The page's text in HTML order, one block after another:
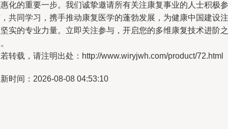
化的重要一步。我们诚挚邀请所有关注康复事业的人士积极参
共同学习，携手推动康复医学的蓬勃发展，为健康中国建设注
实的专业力量。立即关注参与，开启您的多维康复技术进阶之
转载，请注明出处：http://www.wiryjwh.com/product/72.html
时间：2026-08-08 04:53:10